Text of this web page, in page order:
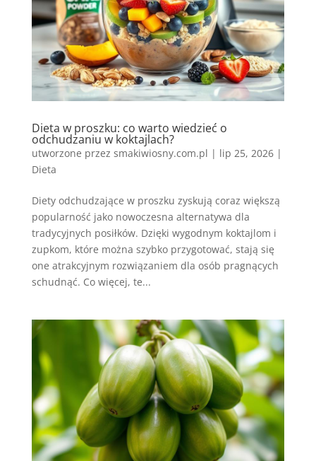
Dieta w proszku: co warto wiedzieć o
odchudzaniu w koktajlach?
utworzone przez smakiwiosny.com.pl | lip 25, 2026|
Dieta
Diety odchudzające w proszku zyskują coraz większą
popularność jako nowoczesna alternatywa dla
tradycyjnych posiłków. Dzięki wygodnym koktajlom i
zupkom, które można szybko przygotować, stają się
one atrakcyjnym rozwiązaniem dla osób pragnących
schudnąć. Co więcej, te...